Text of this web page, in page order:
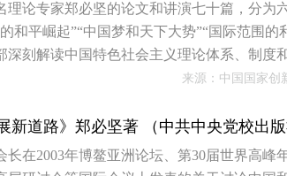
理论专家郑必坚的论文和讲演七十篇，分为
和平崛起”“中国梦和天下大势”“国际范围的
深刻解读中国特色社会主义理论体系、制度
中所录对十八大精神的解读和多篇与国外政
来源：中国国家创
新道路》郑必坚著 （中共中央党校出版
长在2003年博鳌亚洲论坛、第30届世界高峰